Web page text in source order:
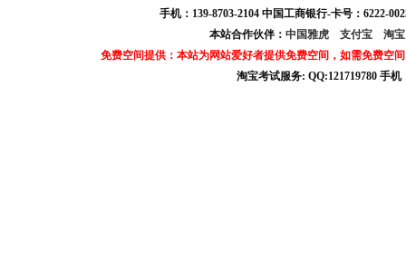
手机：139-8703-2104 中国工商银行-卡号：6222-
本站合作伙伴： 中国雅虎 支付宝
淘
免费空间提供：本站为网站爱好者提供免费空间，如需免费空
淘宝考试服务: QQ:121719780 手